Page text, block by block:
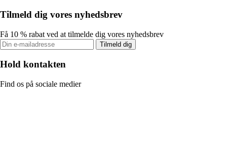
Tilmeld dig vores nyhedsbrev
Få 10 % rabat ved at tilmelde dig vores nyhedsbrev
Tilmeld dig
Hold kontakten
Find os på sociale medier